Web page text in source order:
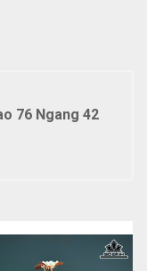
76 Ngang 42